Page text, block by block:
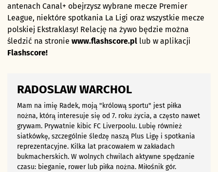
antenach Canal+ obejrzysz wybrane mecze Premier
League, niektóre spotkania La Ligi oraz wszystkie mecze
polskiej Ekstraklasy! Relację na żywo będzie można
śledzić na stronie www.flashscore.pl lub w aplikacji
Flashscore!
RADOSLAW WARCHOL
Mam na imię Radek, moją "królową sportu" jest piłka
nożna, którą interesuje się od 7. roku życia, a często nawet
grywam. Prywatnie kibic FC Liverpoolu. Lubię również
siatkówkę, szczególnie śledzę naszą Plus Ligę i spotkania
reprezentacyjne. Kilka lat pracowałem w zakładach
bukmacherskich. W wolnych chwilach aktywne spędzanie
czasu: bieganie, rower lub piłka nożna. Miłośnik gór.